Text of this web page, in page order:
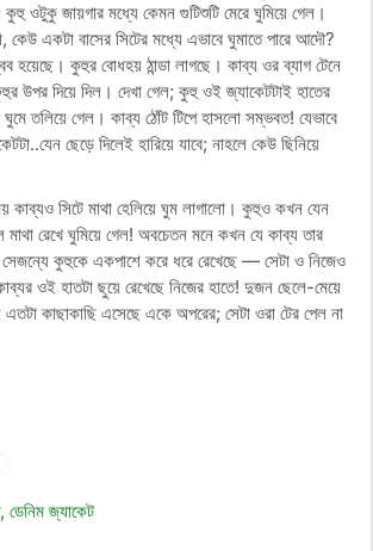
ওটুকু জায়গার মধ্যে কেমন গুটিশুটি মেরে ঘুমিয়ে গেল।
একটা বাসের সিটের মধ্যে এভাবে ঘুমাতে পারে আদৌ?
হয়েছে। কুহুর বোধহয় ঠান্ডা লাগছে। কাব্য ওর ব্যাগ টেনে
উপর দিয়ে দিল। দেখা গেল; কুহু ওই জ্যাকেটটাই হাতের
ঘুমে তলিয়ে গেল। কাব্য ঠোঁট টিপে হাসলো সম্ভবত! যেভাবে
ছেড়ে দিলেই হারিয়ে যাবে; নাহলে কেউ ছিনিয়ে
কাব্যও সিটে মাথা হেলিয়ে ঘুম লাগালো। কুহুও কখন যেন
রেখে ঘুমিয়ে গেল! অবচেতন মনে কখন যে কাব্য তার
সেজন্যে কুহুকে একপাশে করে ধরে রেখেছে — সেটা ও নিজেও
ওই হাতটা ছুয়ে রেখেছে নিজের হাতে! দুজন ছেলে-মেয়ে
কাছাকাছি এসেছে একে অপরের; সেটা ওরা টের পেল না
, ডেনিম জ্যাকেট